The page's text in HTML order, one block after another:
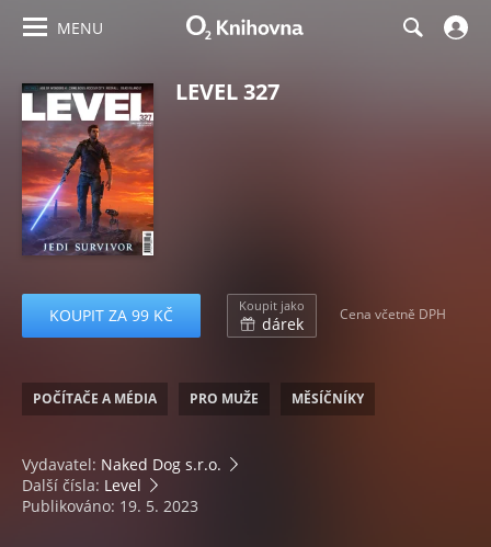
MENU
LEVEL 327
KOUPIT ZA 99 KČ Koupit jako
dárek Cena včetně DPH
POČÍTAČE A MÉDIA PRO MUŽE MĚSÍČNÍKY
Vydavatel: Naked Dog s.r.o.
Další čísla: Level
Publikováno: 19. 5. 2023